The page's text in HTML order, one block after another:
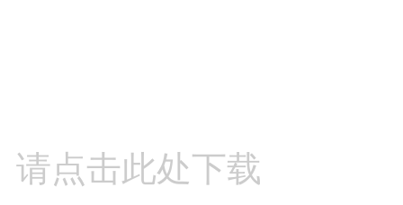
请点击此处下载